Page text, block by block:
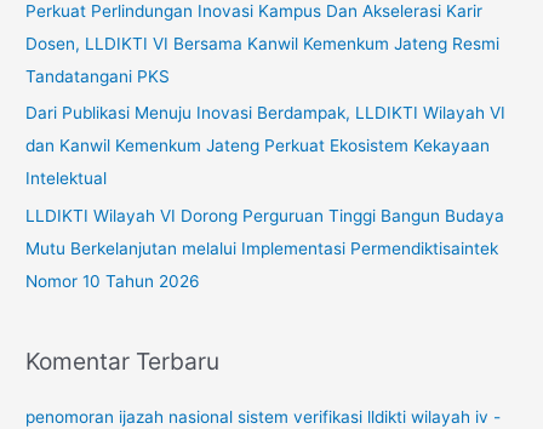
u
k
:
Perkuat Perlindungan Inovasi Kampus Dan Akselerasi Karir
Dosen, LLDIKTI VI Bersama Kanwil Kemenkum Jateng Resmi
Tandatangani PKS
Dari Publikasi Menuju Inovasi Berdampak, LLDIKTI Wilayah VI
dan Kanwil Kemenkum Jateng Perkuat Ekosistem Kekayaan
Intelektual
LLDIKTI Wilayah VI Dorong Perguruan Tinggi Bangun Budaya
Mutu Berkelanjutan melalui Implementasi Permendiktisaintek
Nomor 10 Tahun 2026
Komentar Terbaru
penomoran ijazah nasional sistem verifikasi lldikti wilayah iv -